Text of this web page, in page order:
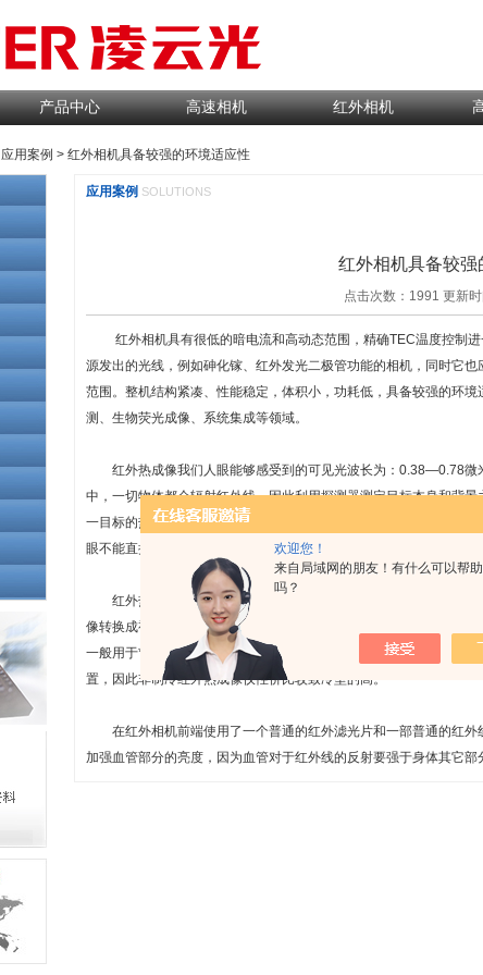
欢迎您！
来自局域网的朋友！有什么可以帮
吗？
产品中心 高速相机 红外相机
应用案例 > 红外相机具备较强的环境适应性
应用案例 SOLUTIONS
红外相机具备较强
点击次数：1991 更新
红外相机具有很低的暗电流和高动态范围，精确TEC温度控制进
源发出的光线，例如砷化镓、红外发光二极管功能的相机，同时它
范围。整机结构紧凑、性能稳定，体积小，功耗低，具备较强的环
测、生物荧光成像、系统集成等领域。
红外热成像我们人眼能够感受到的可见光波长为：0.38—0.78微
中，一切物体都会辐射红外线，因此利用探测器测定目标本身和背
一目标的热图像和可见光图像是不同，它不是人眼所能看到的可见
眼不能直接看到目标的表面温度分布，变成人眼可以看到的代表目标
红外热成像仪采用红外热成像技术，探测目标物体的红外辐射，
像转换成视频图像的设备，我们称为红外热成像仪。红外热成像仪
一般用于**用途而非致冷型灵敏度虽低于致冷型，但其性能已可以
置，因此非制冷红外热成像仪性价比较致冷型的高。
在红外相机前端使用了一个普通的红外滤光片和一部普通的红外
加强血管部分的亮度，因为血管对于红外线的反射要强于身体其它部